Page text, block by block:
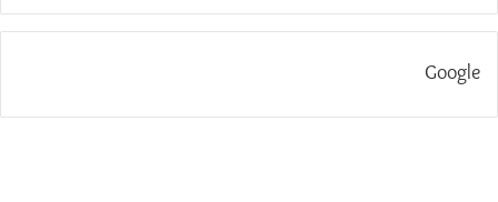
Google